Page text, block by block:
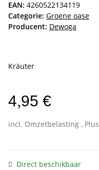
EAN: 4260522134119
Categorie: Groene oase
Producent: Dewoga
Kräuter
4,95 €
incl. Omzetbelasting , Plus
Direct beschikbaar